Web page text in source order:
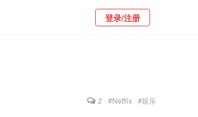
登录/注册
2 #Netflix #娱乐